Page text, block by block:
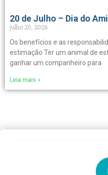
20 de Julho – Dia do
julho 20, 2026
Os benefícios e as
estimação Ter um animal de
ganhar um companheiro para
Leia mais »